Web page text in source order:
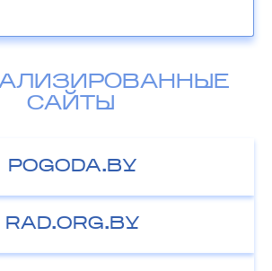
САЙТЫ
POGODA.BY
RAD.ORG.BY